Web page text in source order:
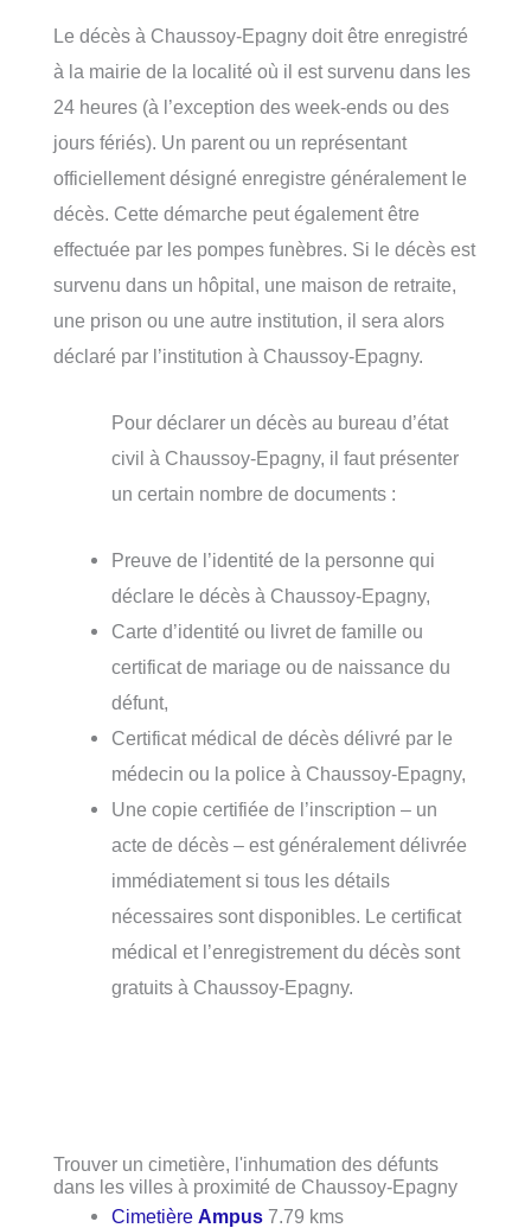
Le décès à Chaussoy-Epagny doit être enregistré
à la mairie de la localité où il est survenu dans les
24 heures (à l’exception des week-ends ou des
jours fériés). Un parent ou un représentant
officiellement désigné enregistre généralement le
décès. Cette démarche peut également être
effectuée par les pompes funèbres. Si le décès est
survenu dans un hôpital, une maison de retraite,
une prison ou une autre institution, il sera alors
déclaré par l’institution à Chaussoy-Epagny.
Pour déclarer un décès au bureau d’état
civil à Chaussoy-Epagny, il faut présenter
un certain nombre de documents :
Preuve de l’identité de la personne qui
déclare le décès à Chaussoy-Epagny,
Carte d’identité ou livret de famille ou
certificat de mariage ou de naissance du
défunt,
Certificat médical de décès délivré par le
médecin ou la police à Chaussoy-Epagny,
Une copie certifiée de l’inscription – un
acte de décès – est généralement délivrée
immédiatement si tous les détails
nécessaires sont disponibles. Le certificat
médical et l’enregistrement du décès sont
gratuits à Chaussoy-Epagny.
Trouver un cimetière, l'inhumation des défunts
dans les villes à proximité de Chaussoy-Epagny
CimetièreAmpus 7.79 kms